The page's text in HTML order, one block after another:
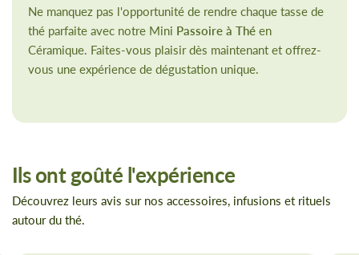
Ne manquez pas l'opportunité de rendre chaque tasse de
thé parfaite avec notre Mini Passoire à Thé en
Céramique. Faites-vous plaisir dès maintenant et offrez-
vous une expérience de dégustation unique.
Ils ont goûté l'expérience
Découvrez leurs avis sur nos accessoires, infusions et rituels
autour du thé.